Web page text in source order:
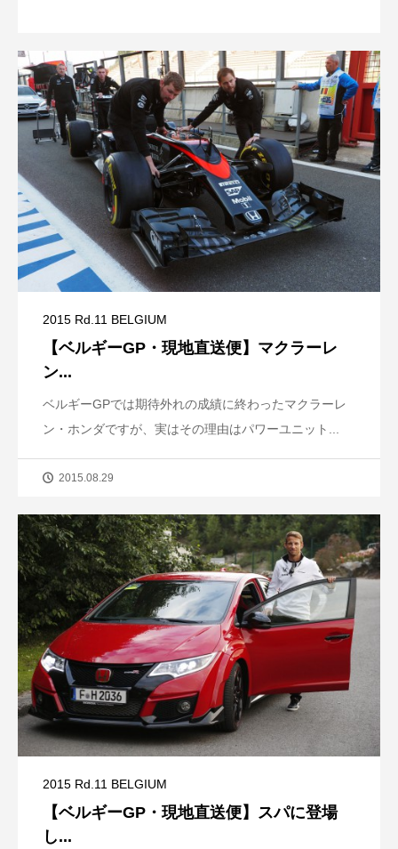
2015 Rd.11 BELGIUM
【ベルギーGP・現地直送便】マクラーレ
ン...
ベルギーGPでは期待外れの成績に終わったマクラーレ
ン・ホンダですが、実はその理由はパワーユニット...
2015.08.29
2015 Rd.11 BELGIUM
【ベルギーGP・現地直送便】スパに登場
し...